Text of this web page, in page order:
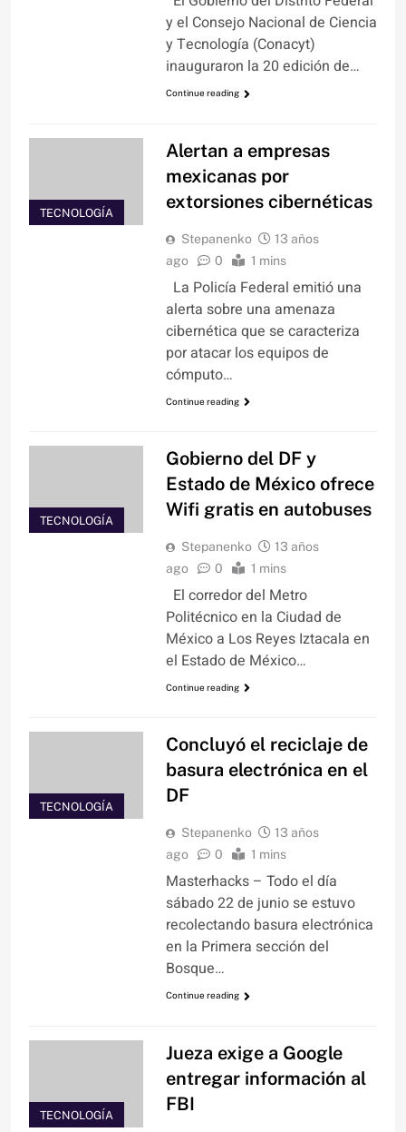
y el Consejo Nacional de Ciencia
y Tecnología (Conacyt)
inauguraron la 20 edición de…
Continue reading
TECNOLOGÍA
Alertan a empresas
mexicanas por
extorsiones cibernéticas
Stepanenko
13 años
ago
0 1 mins
La Policía Federal emitió una
alerta sobre una amenaza
cibernética que se caracteriza
por atacar los equipos de
cómputo…
Continue reading
TECNOLOGÍA
Gobierno del DF y
Estado de México ofrece
Wifi gratis en autobuses
Stepanenko
13 años
ago
0 1 mins
El corredor del Metro
Politécnico en la Ciudad de
México a Los Reyes Iztacala en
el Estado de México…
Continue reading
TECNOLOGÍA
Concluyó el reciclaje de
basura electrónica en el
DF
Stepanenko
13 años
ago
0 1 mins
Masterhacks – Todo el día
sábado 22 de junio se estuvo
recolectando basura electrónica
en la Primera sección del
Bosque…
Continue reading
TECNOLOGÍA
Jueza exige a Google
entregar información al
FBI